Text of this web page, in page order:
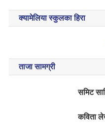
क्यामेलिया स्कुलका हिरा
ताजा सामग्री
समिट
कविता